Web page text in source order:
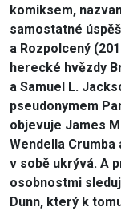
komiksem,
samostatné
a Rozpolcený
herecké hvězdy
a Samuel L.
pseudonymem
objevuje James
Wendella
v sobě ukrývá. A
osobnostmi
Dunn, který k